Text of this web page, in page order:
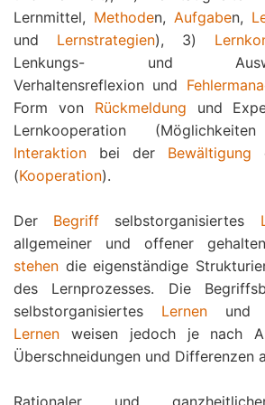
Lernmittel, Methoden, Aufgaben,
und Lernstrategien), 3)
Lenkungs- und
Verhaltensreflexion und
Form von Rückmeldung und
Lernkooperation
Interaktion bei der Bewältigung
(Kooperation).
Der Begriff selbstorganisiertes
allgemeiner und offener
stehen die eigenständige
des Lernprozesses. Die
selbstorganisiertes Lernen und
Lernen weisen jedoch je nach
Überschneidungen und Differenzen
Rationaler und